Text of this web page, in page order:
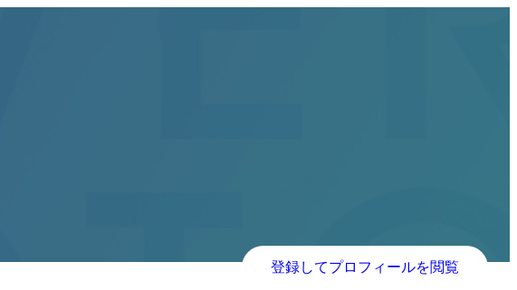
登録してプロフィールを閲覧